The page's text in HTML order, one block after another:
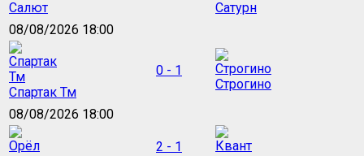
Салют
Сатурн
08/08/2026 18:00
Спартак Тм
0 - 1
Строгино
08/08/2026 18:00
2 - 1